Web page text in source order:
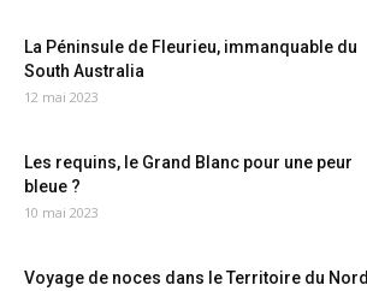
La Péninsule de Fleurieu, immanquable du
South Australia
12 mai 2023
Les requins, le Grand Blanc pour une peur
bleue ?
10 mai 2023
Voyage de noces dans le Territoire du Nord